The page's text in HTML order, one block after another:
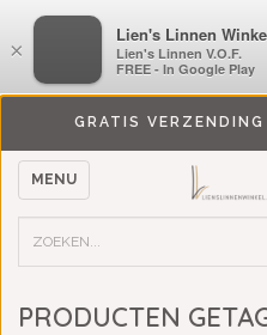
GRATIS
MENU
PRODUCTEN
×
Lien's Linnen V.O.F.
FREE - In Google Play
×
Lien's Linnen
Lien's Linnen V.O.F.
FREE - In Google Play